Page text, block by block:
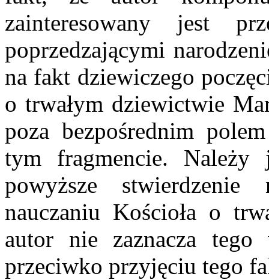
zainteresowany jest
poprzedzającymi
na fakt dziewiczego
o trwałym dziewictwie
poza bezpośrednim
tym fragmencie. Należy
powyższe
nauczaniu Kościoła o
autor nie zaznacza tego
przeciwko przyjęciu tego